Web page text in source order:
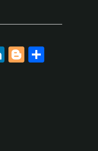
LinkedIn
Blogger